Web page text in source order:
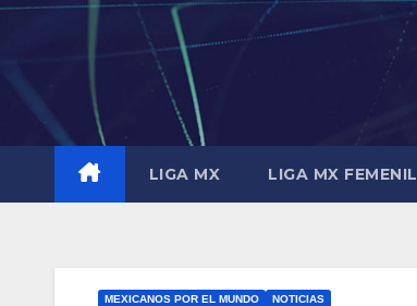
LIGA MX LIGA MX FEMENIL
MEXICANOS POR EL MUNDO NOTICIAS